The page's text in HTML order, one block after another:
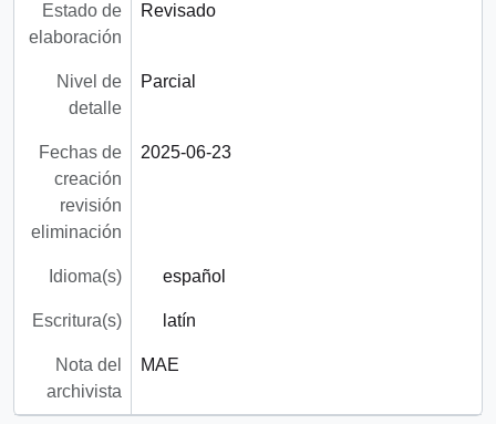
Estado de
elaboración
Revisado
Nivel de
detalle
Parcial
Fechas de
creación
revisión
eliminación
2025-06-23
Idioma(s) español
Escritura(s) latín
Nota del
archivista
MAE